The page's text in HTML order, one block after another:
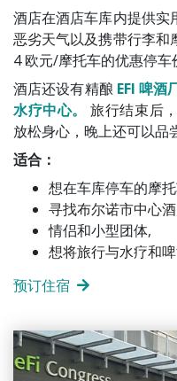
酒店在酒店车库内提供实
恶劣天气以及携带行李和
4 欧元/摩托车的优惠停车
酒店还设有精酿 EFI 啤酒
水疗中心。
旅行结束后
放松身心，晚上还可以品
适合：
想在车库停车的摩
寻找布尔诺市中心
情侣和小型团体,
想将旅行与水疗和
预订住宿